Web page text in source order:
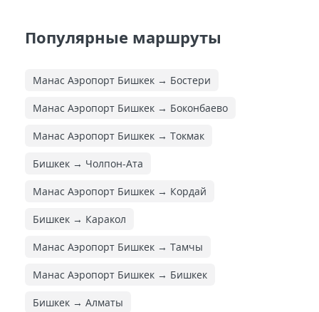
Популярные маршруты
Манас Аэропорт Бишкек → Бостери
Манас Аэропорт Бишкек → Боконбаево
Манас Аэропорт Бишкек → Токмак
Бишкек → Чолпон-Ата
Манас Аэропорт Бишкек → Кордай
Бишкек → Каракол
Манас Аэропорт Бишкек → Тамчы
Манас Аэропорт Бишкек → Бишкек
Бишкек → Алматы